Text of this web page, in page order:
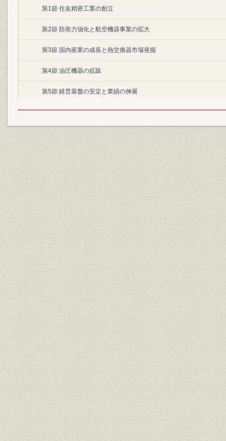
第1節 住友精密工業の創立
第2節 防衛力強化と航空機器事業の拡大
第3節 国内産業の成長と熱交換器市場発掘
第4節 油圧機器の拡販
第5節 経営基盤の安定と業績の伸展
第2章 創立11年~20年(1971~1980)―低成長経済の中で事業規模拡大
第1節 総合的経営への布石
第2節 厳しい経営環境の中、業績向上対策の効果を得る
第3節 業績回復、創立20年を迎える
第3章 創立21年~30年(1981~1990)―電子技術を駆使しシステム製品
強い企業体質を目指す―
第1節 混沌とした経済環境の中、経営基盤充実へ
第2節 防衛力整備が端境期に、経営多角化へ努力
第3節 民間航空機用市場への本格進出、熱交換器事業の好調
第4節 主力事業の拡大と多角化で業容拡大
第4章 創立31年~40年(1991~2000)―グローバル経済の進行と事業展
第1節 バブル崩壊と経営改善の取組み、事業多角化定着へ向けて
第2節 グローバル化で経営改善に取り組む
第3節 激動と試練の時代
第4節 次の10年への発展に向けて
第5章 創立41年~50年(2001~2010)―グローバル展開の深化―
第1節 グローバリゼーションに対応した事業展開